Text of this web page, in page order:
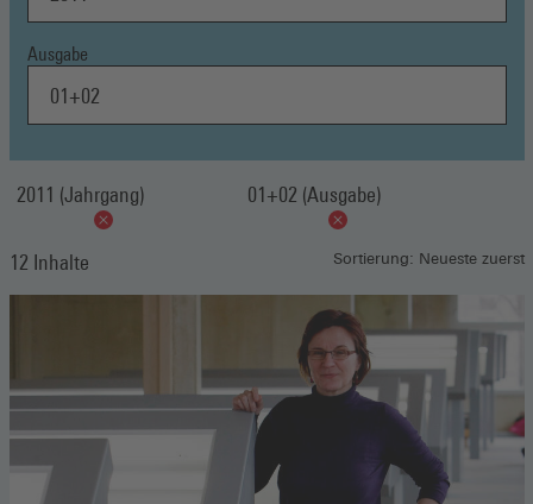
Ausgabe
2011 (Jahrgang) 01+02 (Ausgabe)
12 Inhalte Sortierung: Neueste zuerst